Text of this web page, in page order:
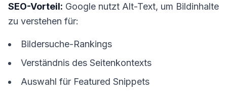
SEO-Vorteil: Google nutzt Alt-Text, um Bildinhalte
zu verstehen für:
Bildersuche-Rankings
Verständnis des Seitenkontexts
Auswahl für Featured Snippets